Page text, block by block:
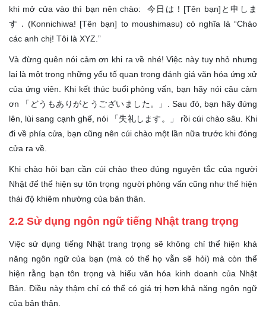
khi mở cửa vào thì bạn nên chào: 今日は！[Tên bạn]と申しま
す．(Konnichiwa! [Tên bạn] to moushimasu) có nghĩa là “Chào
các anh chị! Tôi là XYZ.”
Và đừng quên nói cảm ơn khi ra về nhé! Việc này tuy nhỏ nhưng
lại là một trong những yếu tố quan trọng đánh giá văn hóa ứng xử
của ứng viên. Khi kết thúc buổi phỏng vấn, bạn hãy nói câu cảm
ơn 「どうもありがとうございました。」. Sau đó, bạn hãy đứng
lên, lùi sang cạnh ghế, nói 「失礼します。」 rồi cúi chào sâu. Khi
đi về phía cửa, bạn cũng nên cúi chào một lần nữa trước khi đóng
cửa ra về.
Khi chào hỏi bạn cần cúi chào theo đúng nguyên tắc của người
Nhật để thể hiện sự tôn trọng người phỏng vấn cũng như thể hiện
thái độ khiêm nhường của bản thân.
2.2 Sử dụng ngôn ngữ tiếng Nhật trang trọng
Việc sử dụng tiếng Nhật trang trọng sẽ không chỉ thể hiện khả
năng ngôn ngữ của bạn (mà có thể họ vẫn sẽ hỏi) mà còn thể
hiện rằng bạn tôn trọng và hiểu văn hóa kinh doanh của Nhật
Bản. Điều này thậm chí có thể có giá trị hơn khả năng ngôn ngữ
của bản thân.